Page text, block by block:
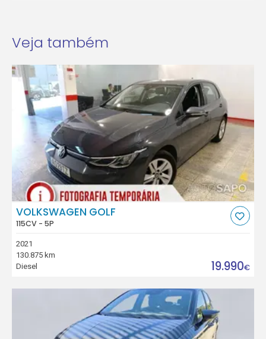
Veja também
VOLKSWAGEN GOLF
115CV - 5P
2021
130.875 km
Diesel
19.990€